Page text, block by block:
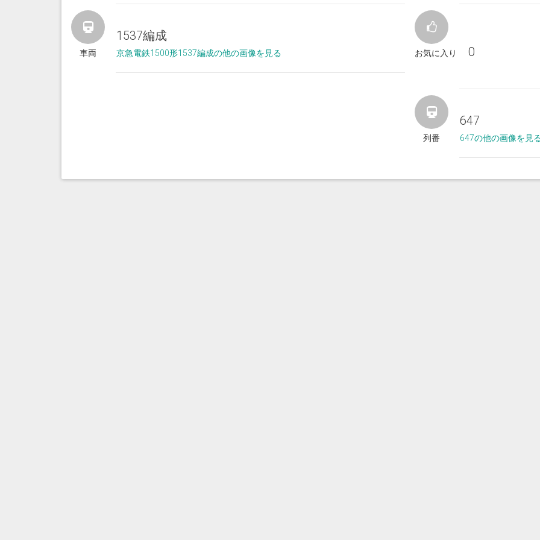
車両
1537編成
京急電鉄1500形1537編成の他の画像を見る お気に入り 0
列番
647
647の他の画像を見